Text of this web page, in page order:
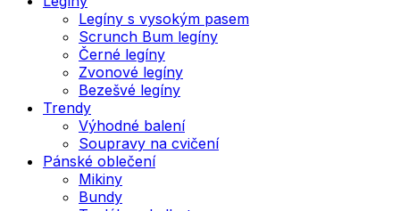
Legíny s vysokým pasem
Scrunch Bum legíny
Černé legíny
Zvonové legíny
Bezešvé legíny
Trendy
Výhodné balení
Soupravy na cvičení
Pánské oblečení
Mikiny
Bundy